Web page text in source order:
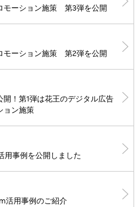
モーション施策 第3弾を公開
モーション施策 第2弾を公開
開！第1弾は花王のデジタル広告
ョン施策
用事例を公開しました
活用事例のご紹介